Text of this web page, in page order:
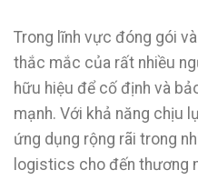
Trong lĩnh vực đóng gói và
thắc mắc của rất nhiều
hữu hiệu để cố định và
mạnh. Với khả năng chịu
ứng dụng rộng rãi trong
logistics cho đến thương